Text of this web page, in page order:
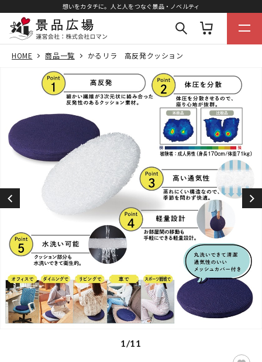
想いをカタチに。人と人をつなぐ景品・ノベルティ
HOME 商品一覧 かるリラ 高反発クッション
1/11